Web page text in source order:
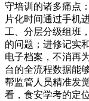
守培训的诸多痛点
片化时间通过手机
工、分层分级组班
的问题；进修记实
电子档案，不消再
台的全流程数据能
帮监管人员精准发
看，食安学考的定